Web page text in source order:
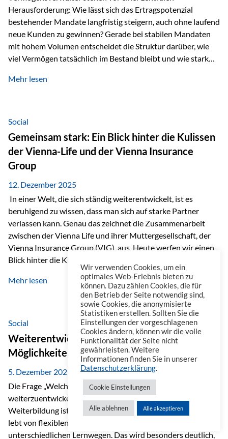
Herausforderung: Wie lässt sich das Ertragspotenzial
bestehender Mandate langfristig steigern, auch ohne laufend
neue Kunden zu gewinnen? Gerade bei stabilen Mandaten
mit hohem Volumen entscheidet die Struktur darüber, wie
viel Vermögen tatsächlich im Bestand bleibt und wie stark
Beispiel verdeutlicht diese Wirkung besonders deutlich.
hinzukommen, spielt nicht nur die Rendite eine Rolle. Auch
steuerliche Effekte haben einen erheblichen Einfluss auf…
Mehr lesen
Social
Gemeinsam stark: Ein Blick hinter die Kulissen
der Vienna-Life und der Vienna Insurance
Group
12. Dezember 2025
In einer Welt, die sich ständig weiterentwickelt, ist es
beruhigend zu wissen, dass man sich auf starke Partner
verlassen kann. Genau das zeichnet die Zusammenarbeit
zwischen der Vienna Life und ihrer Muttergesellschaft, der
Vienna Insurance Group (VIG), aus. Heute werfen wir einen
Blick hinter die Kulissen auf eine Unternehmensgruppe mit
beeindruckender Geschichte, gewachsenem Know-how und
einem stabilen Fundament. Ein starkes Netzwerk in ganz
Europa Die Vienna Insurance Group ist die führende
Versicherungsgruppe in Zentral- und Osteuropa. Mit über
50 Versicherungsgesellschaften in insgesamt 30 Ländern
verbindet sie regionale Stärke mit internationaler
Kompetenz.
Mehr lesen
Social
Weiterentwicklung im Berufsalltag: Welche
Möglichkeiten es gibt
5. Dezember 2025
Die Frage „Welche Möglichkeiten gibt es, sich
weiterzuentwickeln?“ lässt sich heute vielseitig beantworten.
Weiterbildung ist längst kein starrer Prozess mehr, sondern
lebt von flexiblen Formaten, individuellen Bedürfnissen und
unterschiedlichen Lernwegen. Das wird besonders deutlich,
Wir verwenden Cookies, um ein
optimales Web-Erlebnis bieten zu
können. Dazu zählen Cookies, die für
den Betrieb der Seite notwendig sind,
sowie Cookies, die anonymisierte
Statistiken erstellen. Sollten Sie die
Einstellungen der vorgeschlagenen
Cookies ändern, können wir die volle
Funktionalität der Seite nicht
gewährleisten. Weitere
Informationen finden Sie in unserer
Datenschutzerklärung.
Cookie Einstellungen
Alle ablehnen Alle akzeptieren